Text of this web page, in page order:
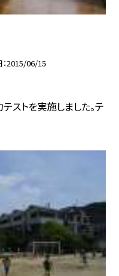
2015/06/15
ストを実施しました。テ